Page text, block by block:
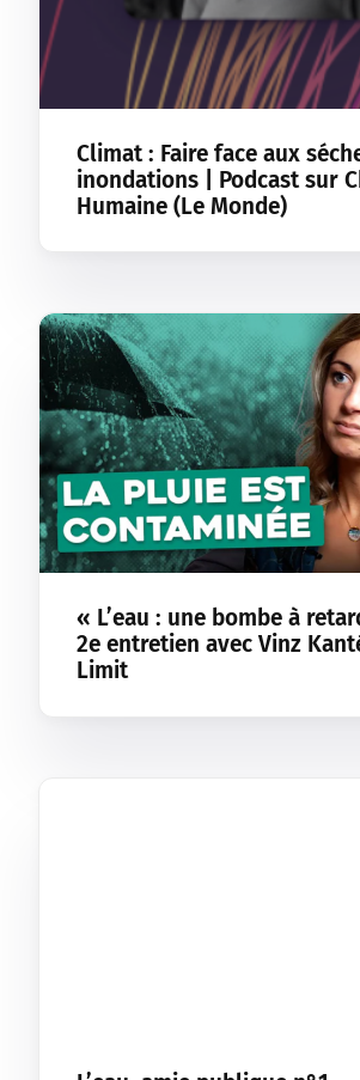
Climat : Faire face aux
inondations | Podcast sur
Humaine (Le Monde)
« L’eau : une bombe à
2e entretien avec Vinz
Limit